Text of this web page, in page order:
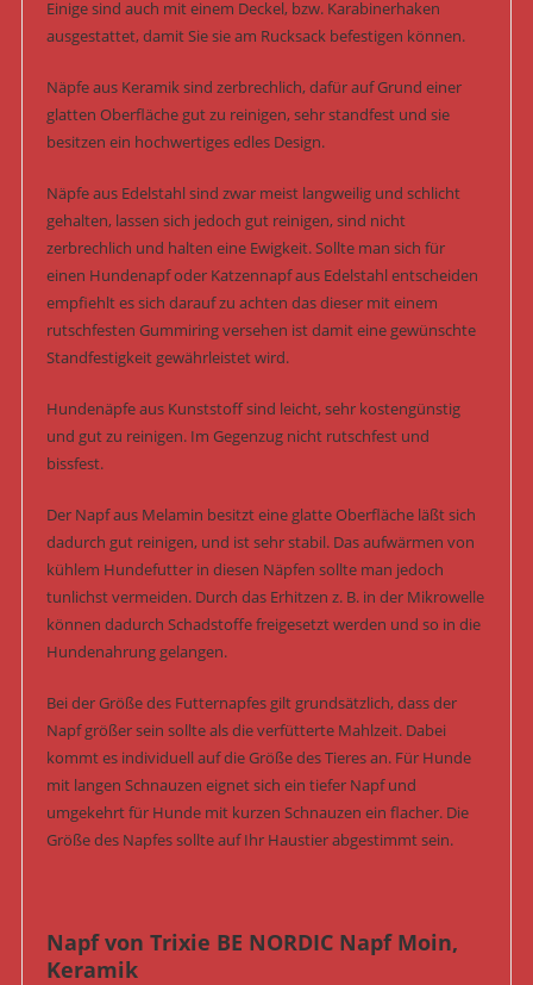
Einige sind auch mit einem Deckel, bzw. Karabinerhaken
ausgestattet, damit Sie sie am Rucksack befestigen können.
Näpfe aus Keramik sind zerbrechlich, dafür auf Grund einer
glatten Oberfläche gut zu reinigen, sehr standfest und sie
besitzen ein hochwertiges edles Design.
Näpfe aus Edelstahl sind zwar meist langweilig und schlicht
gehalten, lassen sich jedoch gut reinigen, sind nicht
zerbrechlich und halten eine Ewigkeit. Sollte man sich für
einen Hundenapf oder Katzennapf aus Edelstahl entscheiden
empfiehlt es sich darauf zu achten das dieser mit einem
rutschfesten Gummiring versehen ist damit eine gewünschte
Standfestigkeit gewährleistet wird.
Hundenäpfe aus Kunststoff sind leicht, sehr kostengünstig
und gut zu reinigen. Im Gegenzug nicht rutschfest und
bissfest.
Der Napf aus Melamin besitzt eine glatte Oberfläche läßt sich
dadurch gut reinigen, und ist sehr stabil. Das aufwärmen von
kühlem Hundefutter in diesen Näpfen sollte man jedoch
tunlichst vermeiden. Durch das Erhitzen z. B. in der Mikrowelle
können dadurch Schadstoffe freigesetzt werden und so in die
Hundenahrung gelangen.
Bei der Größe des Futternapfes gilt grundsätzlich, dass der
Napf größer sein sollte als die verfütterte Mahlzeit. Dabei
kommt es individuell auf die Größe des Tieres an. Für Hunde
mit langen Schnauzen eignet sich ein tiefer Napf und
umgekehrt für Hunde mit kurzen Schnauzen ein flacher. Die
Größe des Napfes sollte auf Ihr Haustier abgestimmt sein.
Napf von Trixie BE NORDIC Napf Moin,
Keramik